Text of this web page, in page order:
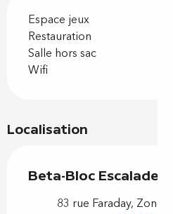
Espace jeux
Restauration
Salle hors sac
Wifi
Localisation
Beta-Bloc Escalade
83 rue Faraday, Zone